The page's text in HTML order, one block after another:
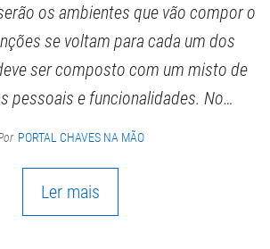
os ambientes que vão compor o
se voltam para cada um dos
ser composto com um misto de
pessoais e funcionalidades. No…
PORTAL CHAVES NA MÃO
Ler mais